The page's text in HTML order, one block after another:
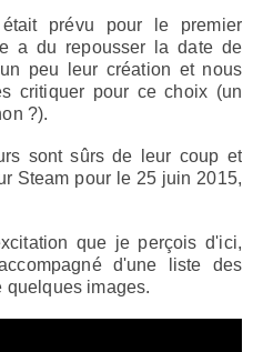
prévu pour le premier
a du repousser la date de
peu leur création et nous
critiquer pour ce choix (un
?).
sont sûrs de leur coup et
Steam pour le 25 juin 2015,
que je perçois d'ici,
d'une liste des
quelques images.